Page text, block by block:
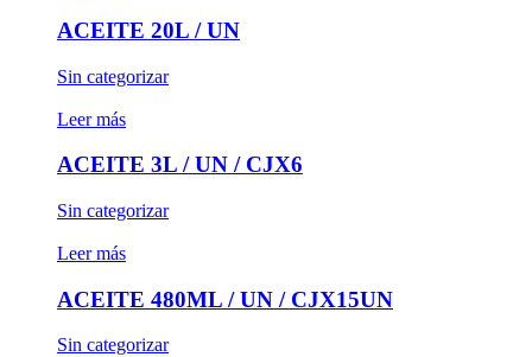
ACEITE 20L / UN
Sin categorizar
Leer más
ACEITE 3L / UN / CJX6
Sin categorizar
Leer más
ACEITE 480ML / UN / CJX15UN
Sin categorizar